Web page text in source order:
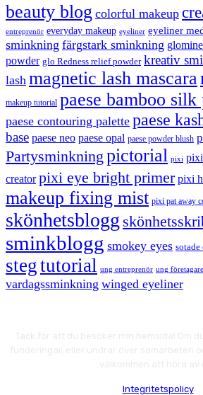
beauty blog colorful makeup
entreprenör everyday makeup eyeliner eyeliner
sminkning färgstark sminkning
powder glo Redness relief powder kreativ
lash magnetic lash mascara
makeup tutorial paese bamboo
paese contouring palette paese
base paese neo paese opal paese powder blush
Partysminkning pictorial pixi
creator pixi eye bright primer pixi
makeup fixing mist pixi pat away
skönhetsblogg
sminkblogg smokey eyes sotade
stegtutorial ung entreprenör ung
vardagssminkning winged eyeliner
Integritetspolicy